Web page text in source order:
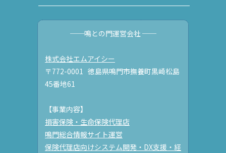
──鳴との門運営会社 ──
株式会社エムアイシー
〒772-0001 徳島県鳴門市撫養町黒崎松島
45番地61
【事業内容】
損害保険・生命保険代理店
鳴門総合情報サイト運営
保険代理店向けシステム開発・DX支援・経